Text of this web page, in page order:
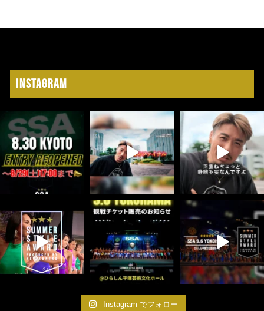
Instagram
Instagram でフォロー